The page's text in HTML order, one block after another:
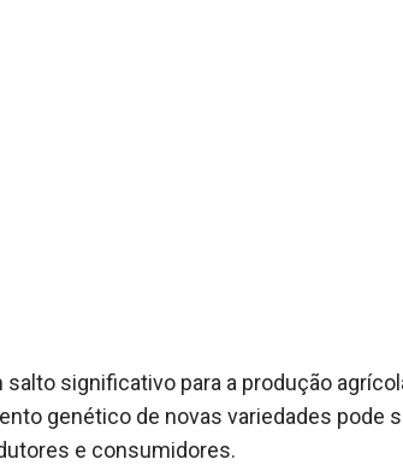
significativo para a produção
genético de novas variedades pode
e consumidores.